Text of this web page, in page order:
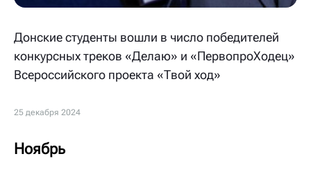
Донские студенты вошли в число победителей
конкурсных треков «Делаю» и «ПервопроХодец»
Всероссийского проекта «Твой ход»
25 декабря 2024
Ноябрь